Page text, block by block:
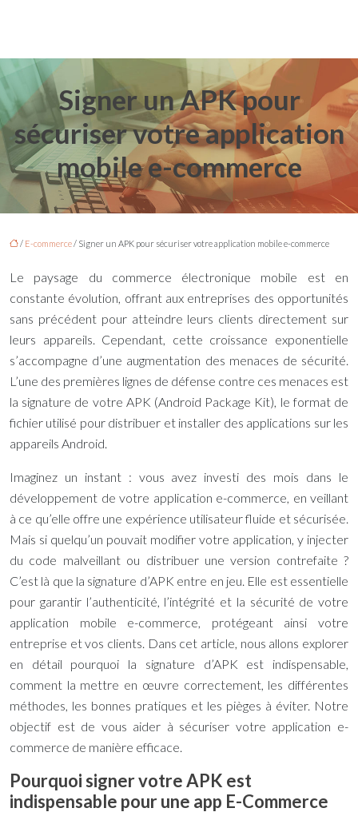
Signer un APK pour
sécuriser votre application
mobile e-commerce
/ E-commerce/ Signer un APK pour sécuriser votre application mobile e-commerce
Le paysage du commerce électronique mobile est en
constante évolution, offrant aux entreprises des opportunités
sans précédent pour atteindre leurs clients directement sur
leurs appareils. Cependant, cette croissance exponentielle
s’accompagne d’une augmentation des menaces de sécurité.
L’une des premières lignes de défense contre ces menaces est
la signature de votre APK (Android Package Kit), le format de
fichier utilisé pour distribuer et installer des applications sur les
appareils Android.
Imaginez un instant : vous avez investi des mois dans le
développement de votre application e-commerce, en veillant
à ce qu’elle offre une expérience utilisateur fluide et sécurisée.
Mais si quelqu’un pouvait modifier votre application, y injecter
du code malveillant ou distribuer une version contrefaite ?
C’est là que la signature d’APK entre en jeu. Elle est essentielle
pour garantir l’authenticité, l’intégrité et la sécurité de votre
application mobile e-commerce, protégeant ainsi votre
entreprise et vos clients. Dans cet article, nous allons explorer
en détail pourquoi la signature d’APK est indispensable,
comment la mettre en œuvre correctement, les différentes
méthodes, les bonnes pratiques et les pièges à éviter. Notre
objectif est de vous aider à sécuriser votre application e-
commerce de manière efficace.
Pourquoi signer votre APK est
indispensable pour une app E-Commerce